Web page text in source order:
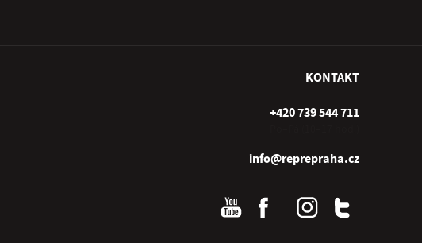
KONTAKT
+420 739 544 711
info@reprepraha.cz